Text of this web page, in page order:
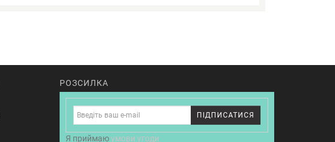
РОЗСИЛКА
ПІДПИСАТИСЯ
Я приймаюумови угоди